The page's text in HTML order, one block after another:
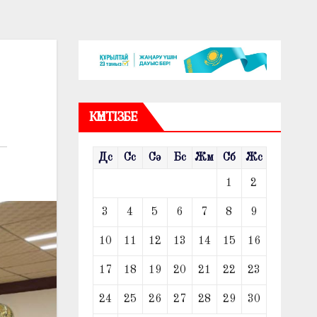
КҮНТІЗБЕ
Дс Сс Сә Бс Жм Сб Жс
1 2
3 4 5 6 7 8 9
10 11 12 13 14 15 16
17 18 19 20 21 22 23
24 25 26 27 28 29 30